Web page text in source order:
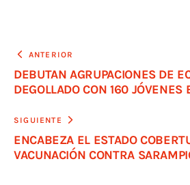
ANTERIOR
DEBUTAN AGRUPACIONES DE
DEGOLLADO CON 160 JÓVENES
SIGUIENTE
ENCABEZA EL ESTADO
VACUNACIÓN CONTRA